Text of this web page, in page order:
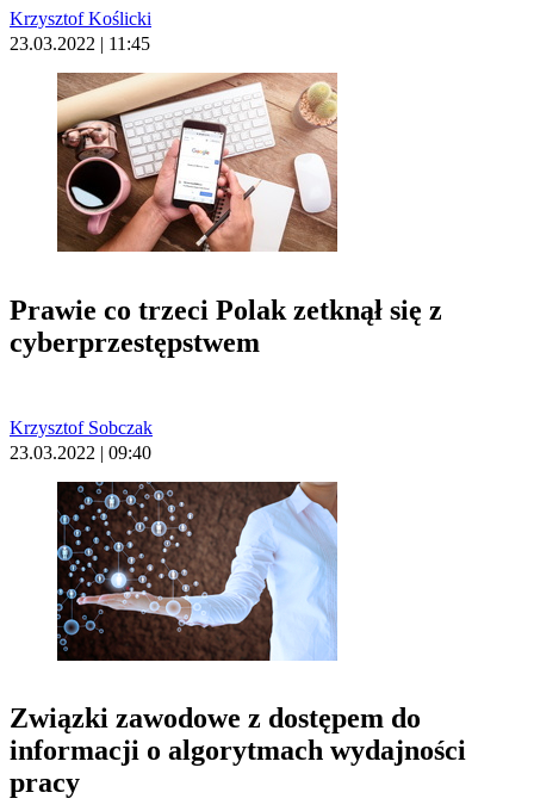
Krzysztof Koślicki
23.03.2022 | 11:45
Prawie co trzeci Polak zetknął się z
cyberprzestępstwem
Krzysztof Sobczak
23.03.2022 | 09:40
Związki zawodowe z dostępem do
informacji o algorytmach wydajności
pracy